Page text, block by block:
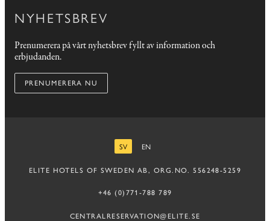
NYHETSBREV
Prenumerera på vårt nyhetsbrev fyllt av information och
erbjudanden.
PRENUMERERA NU
SV
EN
ELITE HOTELS OF SWEDEN AB, ORG.NO. 556248-5259
+46 (0)771-788 789
CENTRALRESERVATION@ELITE.SE